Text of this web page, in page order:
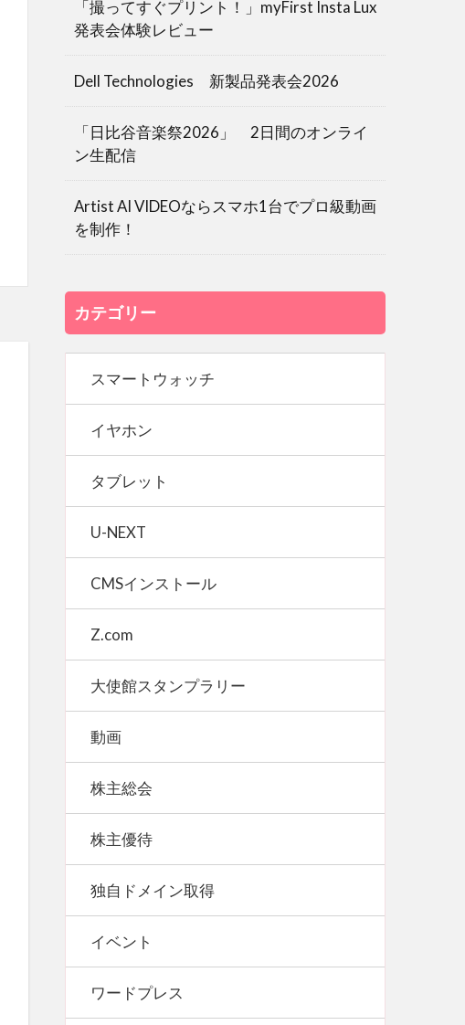
「撮ってすぐプリント！」myFirst Insta Lux
発表会体験レビュー
Dell Technologies 新製品発表会2026
「日比谷音楽祭2026」 2日間のオンライ
ン生配信
Artist AI VIDEOならスマホ1台でプロ級動画
を制作！
カテゴリー
スマートウォッチ
イヤホン
タブレット
U-NEXT
CMSインストール
Z.com
大使館スタンプラリー
動画
株主総会
株主優待
独自ドメイン取得
イベント
ワードプレス